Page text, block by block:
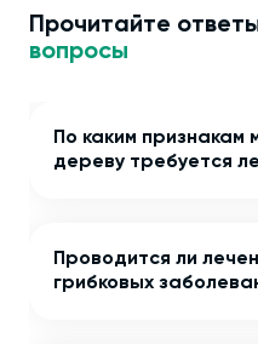
Прочитайте
вопросы
По каким признакам
дереву требуется
Проводится ли
грибковых